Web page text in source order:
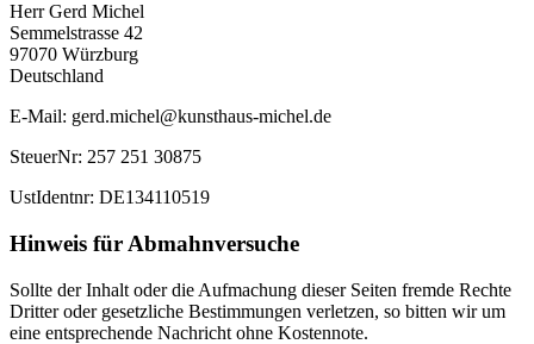
Herr Gerd Michel
Semmelstrasse 42
97070 Würzburg
Deutschland
E-Mail: gerd.michel@kunsthaus-michel.de
SteuerNr: 257 251 30875
UstIdentnr: DE134110519
Hinweis für Abmahnversuche
Sollte der Inhalt oder die Aufmachung dieser Seiten fremde Rechte
Dritter oder gesetzliche Bestimmungen verletzen, so bitten wir um
eine entsprechende Nachricht ohne Kostennote.